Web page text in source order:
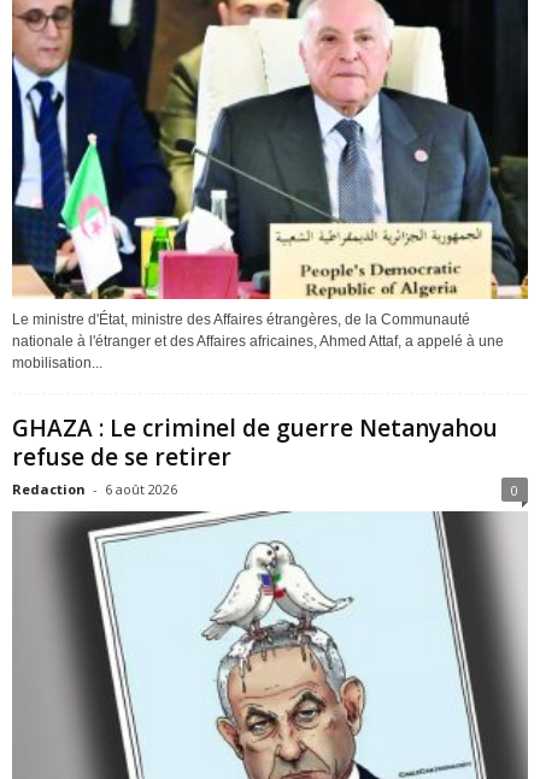
Le ministre d'État, ministre des Affaires étrangères, de la Communauté
nationale à l'étranger et des Affaires africaines, Ahmed Attaf, a appelé à une
mobilisation...
GHAZA : Le criminel de guerre Netanyahou
refuse de se retirer
Redaction - 6 août 2026 0